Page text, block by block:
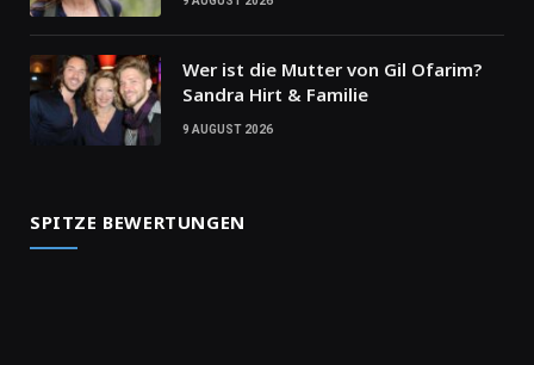
Wer ist die Mutter von Gil Ofarim?
Sandra Hirt & Familie
9 AUGUST 2026
SPITZE BEWERTUNGEN